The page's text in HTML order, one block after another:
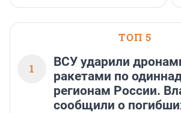
ТОП 5
1
ВСУ ударили
ракетами по
регионам России.
сообщили о